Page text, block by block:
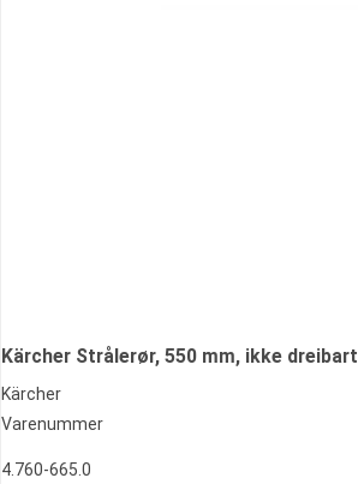
Kärcher Strålerør, 550 mm, ikke dreibart
Kärcher
Varenummer
4.760-665.0